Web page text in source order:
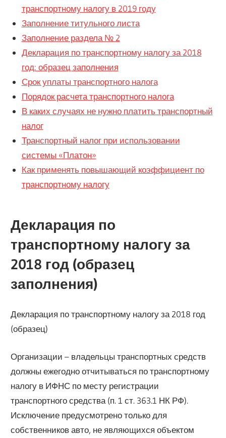
транспортному налогу в 2019 году
Заполнение титульного листа
Заполнение раздела № 2
Декларация по транспортному налогу за 2018
год: образец заполнения
Срок уплаты транспортного налога
Порядок расчета транспортного налога
В каких случаях не нужно платить транспортный
налог
Транспортный налог при использовании
системы «Платон»
Как применять повышающий коэффициент по
транспортному налогу
Декларация по
транспортному налогу за
2018 год (образец
заполнения)
Декларация по транспортному налогу за 2018 год
(образец)
Организации – владельцы транспортных средств
должны ежегодно отчитываться по транспортному
налогу в ИФНС по месту регистрации
транспортного средства (п. 1 ст. 363.1 НК РФ).
Исключение предусмотрено только для
собственников авто, не являющихся объектом